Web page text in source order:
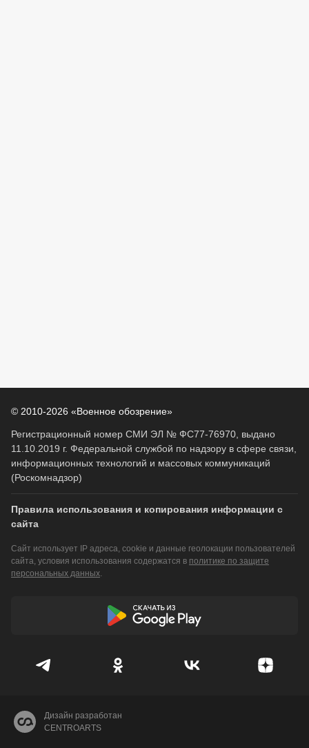
© 2010-2026 «Военное обозрение»
Регистрационный номер СМИ ЭЛ № ФС77-76970, выдано
11.10.2019 г. Федеральной службой по надзору в сфере связи,
информационных технологий и массовых коммуникаций
(Роскомнадзор)
Правила использования и копирования информации с
сайта
Сайт использует IP адреса, cookie и данные геолокации пользователей
сайта, условия использования содержатся в политике по защите
персональных данных.
Дизайн разработан
CENTROARTS